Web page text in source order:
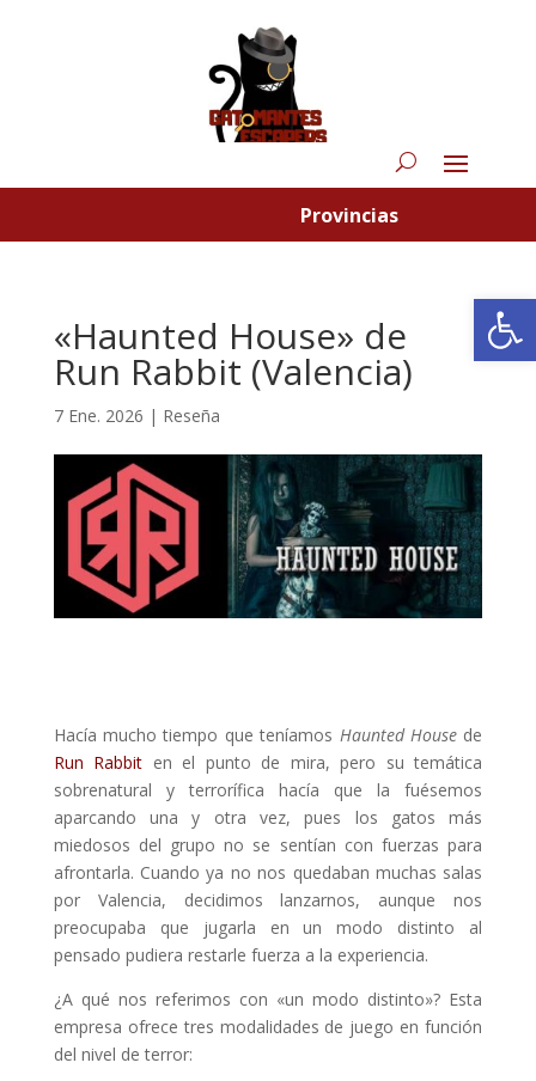
Provincias
«Haunted House» de
Run Rabbit (Valencia)
7 Ene. 2026 | Reseña
Hacía mucho tiempo que teníamos Haunted Housede
Run Rabbit en el punto de mira, pero su temática
sobrenatural y terrorífica hacía que la fuésemos
aparcando una y otra vez, pues los gatos más
miedosos del grupo no se sentían con fuerzas para
afrontarla. Cuando ya no nos quedaban muchas salas
por Valencia, decidimos lanzarnos, aunque nos
preocupaba que jugarla en un modo distinto al
pensado pudiera restarle fuerza a la experiencia.
¿A qué nos referimos con «un modo distinto»? Esta
empresa ofrece tres modalidades de juego en función
del nivel de terror: